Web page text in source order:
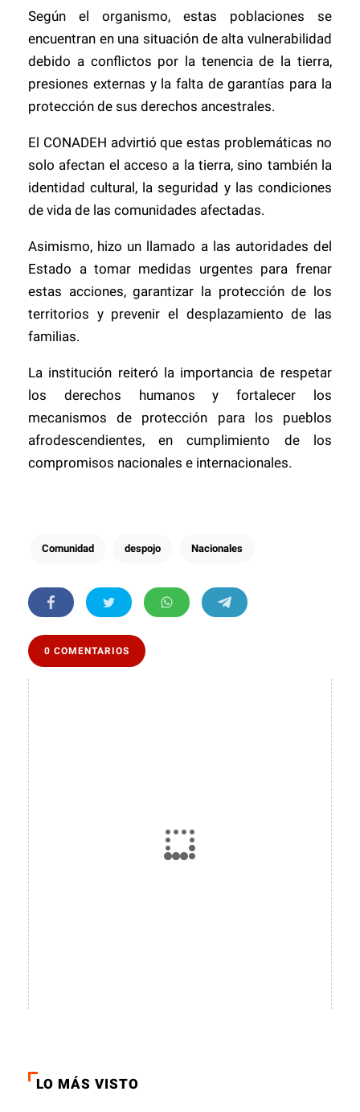
Según el organismo, estas poblaciones se
encuentran en una situación de alta vulnerabilidad
debido a conflictos por la tenencia de la tierra,
presiones externas y la falta de garantías para la
protección de sus derechos ancestrales.
El CONADEH advirtió que estas problemáticas no
solo afectan el acceso a la tierra, sino también la
identidad cultural, la seguridad y las condiciones
de vida de las comunidades afectadas.
Asimismo, hizo un llamado a las autoridades del
Estado a tomar medidas urgentes para frenar
estas acciones, garantizar la protección de los
territorios y prevenir el desplazamiento de las
familias.
La institución reiteró la importancia de respetar
los derechos humanos y fortalecer los
mecanismos de protección para los pueblos
afrodescendientes, en cumplimiento de los
compromisos nacionales e internacionales.
Comunidad despojo Nacionales
0 COMENTARIOS
LO MÁS VISTO